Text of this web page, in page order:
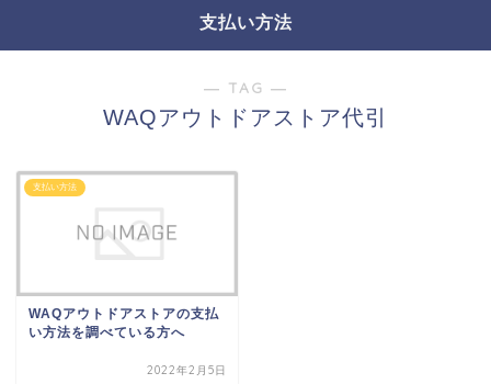
支払い方法
― TAG ―
WAQアウトドアストア代引
支払い方法
WAQアウトドアストアの支払
い方法を調べている方へ
2022年2月5日